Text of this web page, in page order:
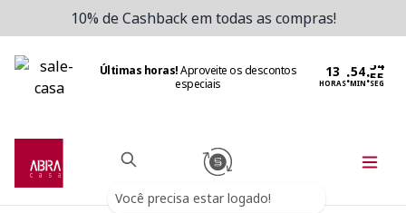
10% de Cashback em todas as compras!
Últimas horas!Aproveite os descontos
especiais
HORAS:MIN:SEG
Você precisa estar logado!